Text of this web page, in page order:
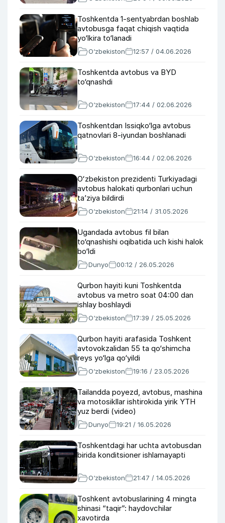
Toshkentda 1-sentyabrdan boshlab
avtobusga faqat chiqish vaqtida
yo‘lkira to‘lanadi
O‘zbekiston 12:57 / 04.06.2026
Toshkentda avtobus va BYD
to‘qnashdi
O‘zbekiston 17:44 / 02.06.2026
Toshkentdan Issiqko‘lga avtobus
qatnovlari 8-iyundan boshlanadi
O‘zbekiston 16:44 / 02.06.2026
Oʻzbekiston prezidenti Turkiyadagi
avtobus halokati qurbonlari uchun
taʼziya bildirdi
O‘zbekiston 21:14 / 31.05.2026
Ugandada avtobus fil bilan
to‘qnashishi oqibatida uch kishi halok
bo‘ldi
Dunyo 00:12 / 26.05.2026
Qurbon hayiti kuni Toshkentda
avtobus va metro soat 04:00 dan
ishlay boshlaydi
O‘zbekiston 17:39 / 25.05.2026
Qurbon hayiti arafasida Toshkent
avtovokzalidan 55 ta qo‘shimcha
reys yo‘lga qo‘yildi
O‘zbekiston 19:16 / 23.05.2026
Tailandda poyezd, avtobus, mashina
va motosikllar ishtirokida yirik YTH
yuz berdi (video)
Dunyo 19:21 / 16.05.2026
Toshkentdagi har uchta avtobusdan
birida konditsioner ishlamayapti
O‘zbekiston 21:47 / 14.05.2026
Toshkent avtobuslarining 4 mingta
shinasi “taqir”: haydovchilar
xavotirda